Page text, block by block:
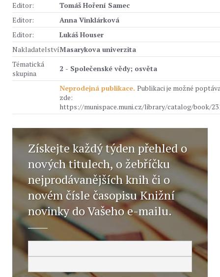
Editor:
Tomáš Hoření Samec
Editor:
Anna Vinklárková
Editor:
Lukáš Houser
NakladatelstvíMasarykova univerzita
Tématická
skupina
2 - Společenské vědy; osvěta
Neprodejná publikace. Publikaci je možné
zde:
https://munispace.muni.cz/library/catalog/book/
Získejte každý týden přehled o
nových titulech, o žebříčku
nejprodávanějších knih či o
novém čísle časopisu Knižní
novinky do Vašeho e-mailu.